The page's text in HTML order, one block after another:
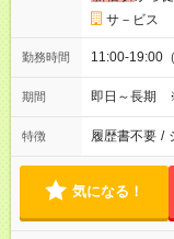
サ－ビス
勤務時間 11:00-19:00
期間 即日～長期
特徴 履歴書不要 /
気になる！